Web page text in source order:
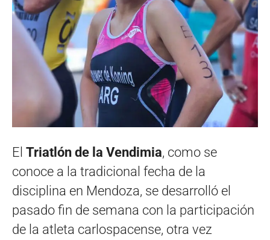
El Triatlón de la Vendimia, como se
conoce a la tradicional fecha de la
disciplina en Mendoza, se desarrolló el
pasado fin de semana con la participación
de la atleta carlospacense, otra vez